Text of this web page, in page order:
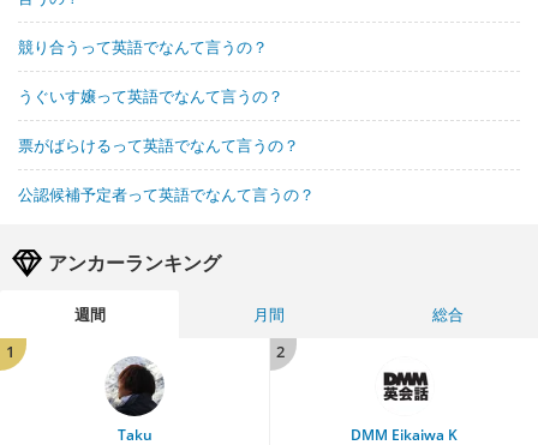
競り合うって英語でなんて言うの？
うぐいす嬢って英語でなんて言うの？
票がばらけるって英語でなんて言うの？
公認候補予定者って英語でなんて言うの？
アンカーランキング
週間 月間
総合
1
Taku
2
DMM Eikaiwa K